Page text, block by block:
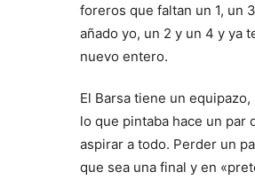
foreros que faltan un 1, un
añado yo, un 2 y un 4 y ya
nuevo entero.
El Barsa tiene un
lo que pintaba hace un par
aspirar a todo. Perder un
que sea una final y en